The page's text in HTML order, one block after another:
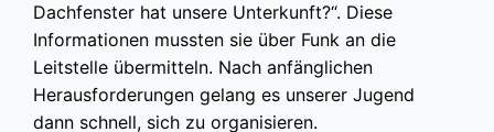
Dachfenster hat unsere Unterkunft?“. Diese
Informationen mussten sie über Funk an die
Leitstelle übermitteln. Nach anfänglichen
Herausforderungen gelang es unserer Jugend
dann schnell, sich zu organisieren.